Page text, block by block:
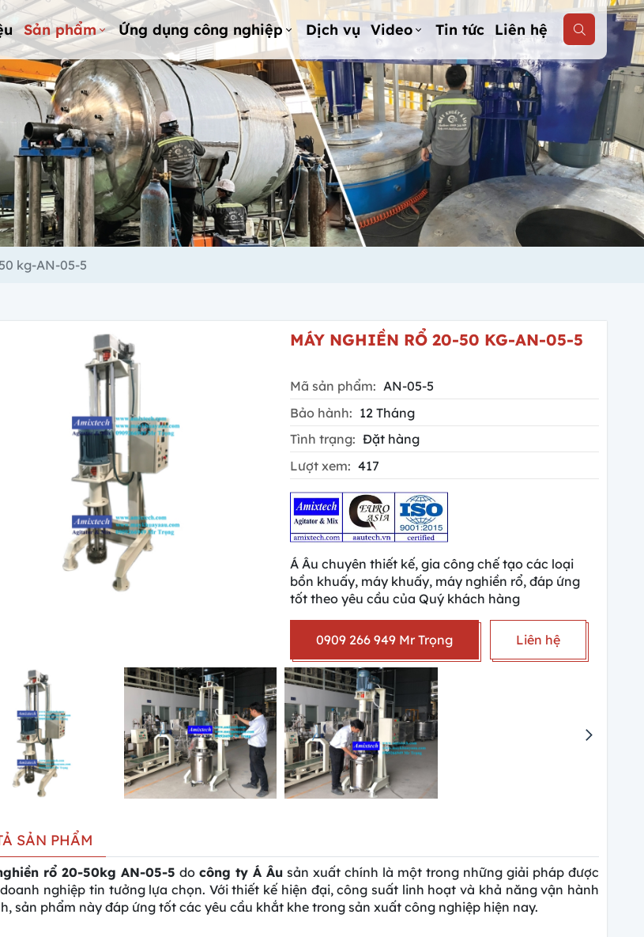
Sản phẩm Ứng dụng công nghiệp Dịch vụ Video Tin tức Liên hệ
kg-AN-05-5
MÁY NGHIỀN RỔ 20-50 KG-AN-05-5
Mã sản phẩm: AN-05-5
Bảo hành: 12 Tháng
Tình trạng: Đặt hàng
Lượt xem: 417
Á Âu chuyên thiết kế, gia công chế tạo các loại
bồn khuấy, máy khuấy, máy nghiền rổ, đáp ứng
tốt theo yêu cầu của Quý khách hàng
0909 266 949 Mr Trọng Liên hệ
SẢN PHẨM
rổ 20-50kg AN-05-5 do công ty Á Âusản xuất chính là một trong những giải pháp được
nghiệp tin tưởng lựa chọn. Với thiết kế hiện đại, công suất linh hoạt và khả năng vận hành
sản phẩm này đáp ứng tốt các yêu cầu khắt khe trong sản xuất công nghiệp hiện nay.